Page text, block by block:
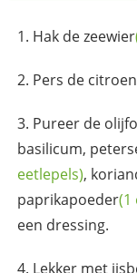
Hak dezeewier
Pers de
Pureer de
basilicum,
eetlepels),
paprikapoeder(1
een dressing.
Lekker met